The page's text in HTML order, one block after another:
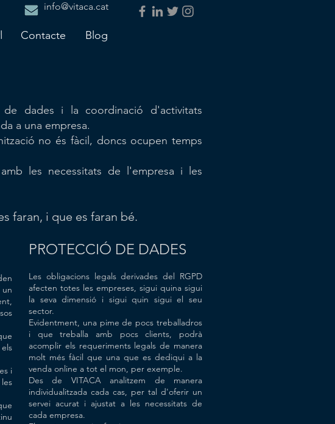
info@vitaca.cat
Blog
Contacte
dades i la coordinació d'activitats
a una empresa.
no és fàcil, doncs ocupen temps
les necessitats de l'empresa i les
faran, i que es faran bé.
i
PROTECCIÓ DE DADES
Les obligacions legals derivades del RGPD
afecten totes les empreses, sigui quina sigui
la seva dimensió i sigui quin sigui el seu
sector.
Evidentment, una pime de pocs treballadros
i que treballa amb pocs clients, podrà
acomplir els requeriments legals de manera
molt més fàcil que una que es dediqui a la
venda online a tot el mon, per exemple.
Des de VITACA analitzem de manera
individualitzada cada cas, per tal d'oferir un
servei acurat i ajustat a les necessitats de
cada empresa.